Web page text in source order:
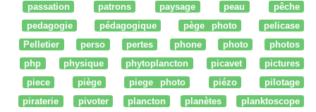
passation
patrons paysage peau
pêche
pedagogie
pédagogique pège photo
pelicase
Pelletier
perso pertes phone photo
photos
php
physique phytoplancton picavet
pictures
piece
piège piege photo piézo
pilotage
piraterie
pivoter plancton planètes
planktoscope